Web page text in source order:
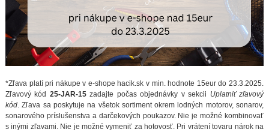
*Zľava platí pri nákupe v e-shope hacik.sk v min. hodnote 15eur do 23.3.2025.
Zľavový kód 25-JAR-15zadajte počas objednávky v sekcii Uplatniť zľavový
kód. Zľava sa poskytuje na všetok sortiment okrem lodných motorov, sonarov,
sonarového príslušenstva a darčekových poukazov. Nie je možné kombinovať
s inými zľavami. Nie je možné vymeniť za hotovosť. Pri vrátení tovaru nárok na